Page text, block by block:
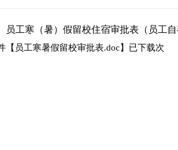
员工寒（暑）假留校住宿审批表（员工
【 员工寒暑假留校审批表.doc 】已下载次